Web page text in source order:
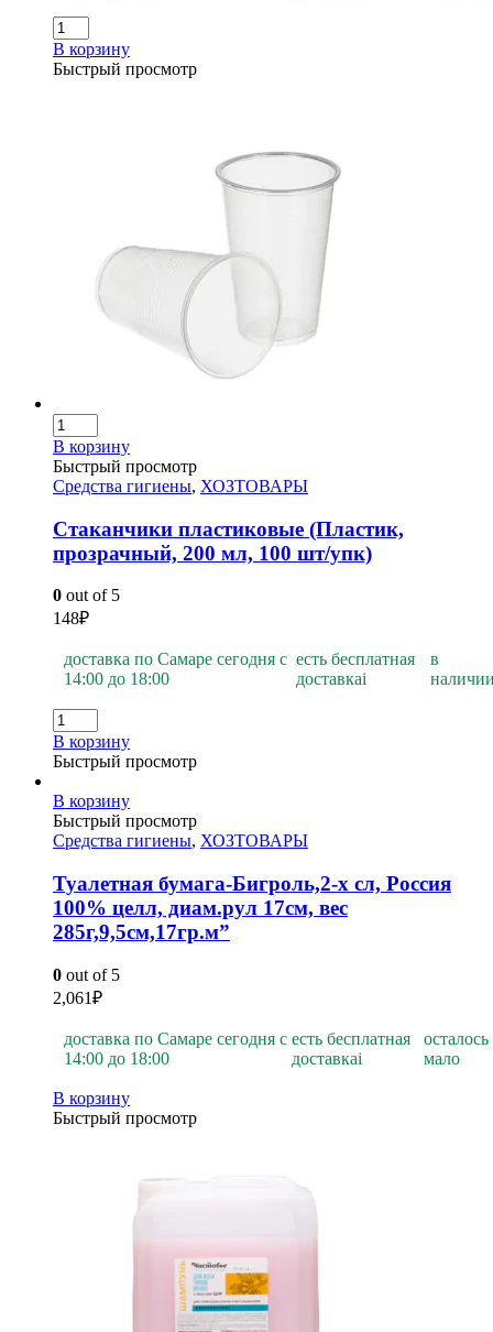
В корзину
Быстрый просмотр
В корзину
Быстрый просмотр
Средства гигиены, ХОЗТОВАРЫ
Стаканчики пластиковые (Пластик,
прозрачный, 200 мл, 100 шт/упк)
0 out of 5
148₽
доставка по Самаре сегодня с
14:00 до 18:00
есть бесплатная
доставкаi
в
В корзину
Быстрый просмотр
В корзину
Быстрый просмотр
Средства гигиены, ХОЗТОВАРЫ
Туалетная бумага-Бигроль,2-х сл, Россия
100% целл, диам.рул 17см, вес
285г,9,5см,17гр.м”
0 out of 5
2,061₽
доставка по Самаре сегодня с
14:00 до 18:00
есть бесплатная
доставкаi
осталось
мало
В корзину
Быстрый просмотр